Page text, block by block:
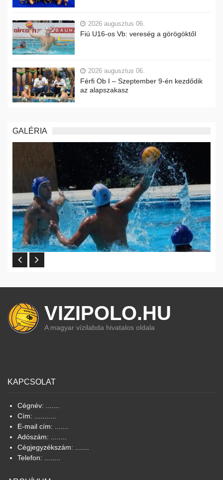
2026 augusztus 06.
Fiú U16-os Vb: vereség a görögöktől
2026 augusztus 06.
Férfi Ob I – Szeptember 9-én kezdődik
az alapszakasz
GALÉRIA
VIZIPOLO.HU
A magyar vízilabda hivatalos oldala
KAPCSOLAT
Cégnév: .......
Cím: ...........
E-mail cím: .......
Adószám: ........
Cégjegyzékszám: .......
Telefon: ........